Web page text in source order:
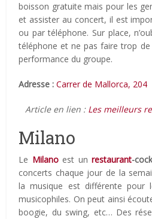
boisson gratuite mais pour les
et assister au concert, il est
ou par téléphone. Sur place,
téléphone et ne pas faire trop
performance du groupe.
Adresse : Carrer de Mallorca, 204
Article en lien : Les meilleurs
Milano
Le Milanoest unrestaurant-
concerts chaque jour de la
la musique est différente pour
musicophiles. On peut ainsi
boogie, du swing, etc… Des